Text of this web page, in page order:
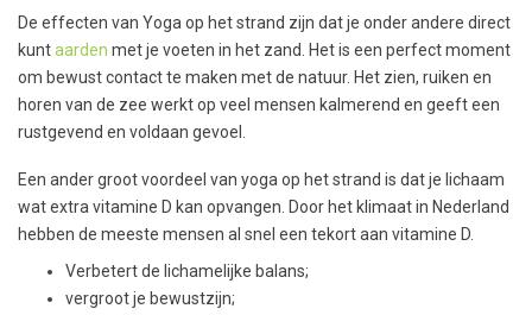
De effecten van Yoga op het strand zijn dat je onder andere direct
kuntaarden met je voeten in het zand. Het is een perfect moment
om bewust contact te maken met de natuur. Het zien, ruiken en
horen van de zee werkt op veel mensen kalmerend en geeft een
rustgevend en voldaan gevoel.
Een ander groot voordeel van yoga op het strand is dat je lichaam
wat extra vitamine D kan opvangen. Door het klimaat in Nederland
hebben de meeste mensen al snel een tekort aan vitamine D.
Verbetert de lichamelijke balans;
vergroot je bewustzijn;